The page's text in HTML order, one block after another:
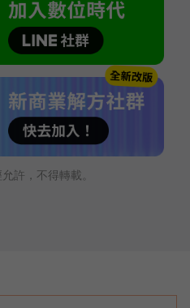
許，不得轉載。